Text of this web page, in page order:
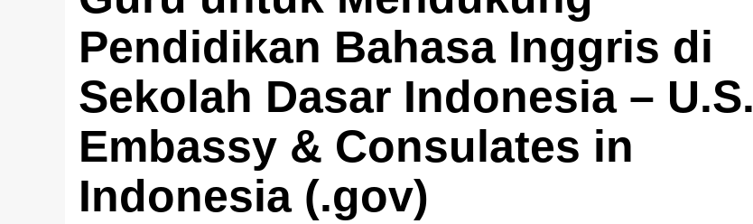
Pendidikan Bahasa Inggris di
Sekolah Dasar Indonesia – U.S.
Embassy & Consulates in
Indonesia (.gov)